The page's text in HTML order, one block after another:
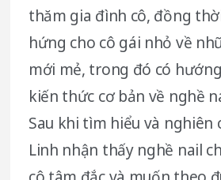
thăm gia đình cô, đồng
hứng cho cô gái nhỏ về
mới mẻ, trong đó có
kiến thức cơ bản về nghề
Sau khi tìm hiểu và nghiên
Linh nhận thấy nghề nail